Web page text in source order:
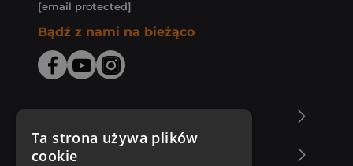
[email protected]
Bądź z nami na bieżąco
Zakupy u nas
Ta strona używa plików
cookie